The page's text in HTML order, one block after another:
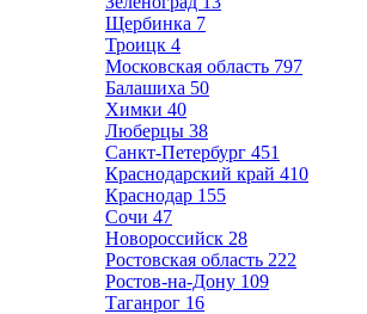
Щербинка 7
Троицк 4
Московская область 797
Балашиха 50
Химки 40
Люберцы 38
Санкт-Петербург 451
Краснодарский край 410
Краснодар 155
Сочи 47
Новороссийск 28
Ростовская область 222
Ростов-на-Дону 109
Таганрог 16